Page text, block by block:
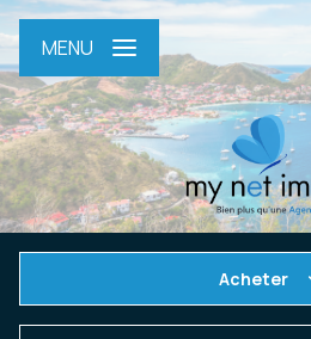
MENU
Acheter